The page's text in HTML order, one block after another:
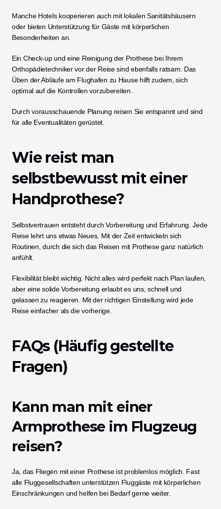
Manche Hotels kooperieren auch mit lokalen Sanitätshäusern
oder bieten Unterstützung für Gäste mit körperlichen
Besonderheiten an.
Ein Check-up und eine Reinigung der Prothese bei Ihrem
Orthopädietechniker vor der Reise sind ebenfalls ratsam. Das
Üben der Abläufe am Flughafen zu Hause hilft zudem, sich
optimal auf die Kontrollen vorzubereiten.
Durch vorausschauende Planung reisen Sie entspannt und sind
für alle Eventualitäten gerüstet.
Wie reist man
selbstbewusst mit einer
Handprothese?
Selbstvertrauen entsteht durch Vorbereitung und Erfahrung. Jede
Reise lehrt uns etwas Neues. Mit der Zeit entwickeln sich
Routinen, durch die sich das Reisen mit Prothese ganz natürlich
anfühlt.
Flexibilität bleibt wichtig. Nicht alles wird perfekt nach Plan laufen,
aber eine solide Vorbereitung erlaubt es uns, schnell und
gelassen zu reagieren. Mit der richtigen Einstellung wird jede
Reise einfacher als die vorherige.
FAQs (Häufig gestellte
Fragen)
Kann man mit einer
Armprothese im Flugzeug
reisen?
Ja, das Fliegen mit einer Prothese ist problemlos möglich. Fast
alle Fluggesellschaften unterstützen Fluggäste mit körperlichen
Einschränkungen und helfen bei Bedarf gerne weiter.